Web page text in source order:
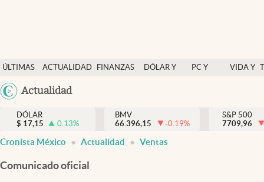
ÚLTIMAS
NOTICIAS
ACTUALIDAD
FINANZAS
DÓLAR Y
PC Y
VIDA Y
México
Actualidad
Actualidad
Finanzas y economía
Dólar y mercados
DÓLAR
$ 17,15 0.13%
BMV
66.396,15
-0.19%
S&P 500
7709,96
Cronista México Actualidad Ventas
Comunicado oficial